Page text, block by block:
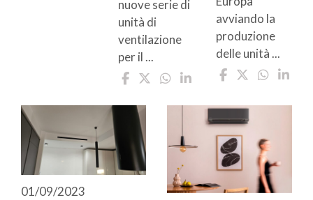
nuove serie di
unità di
ventilazione
per il ...
avviando la
produzione
delle unità ...
01/09/2023